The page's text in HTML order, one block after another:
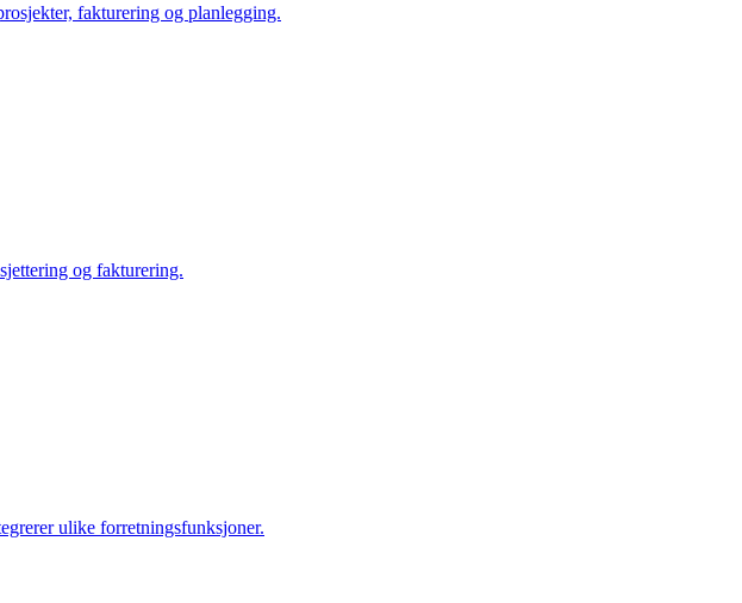
fakturering og planlegging.
og fakturering.
ulike forretningsfunksjoner.